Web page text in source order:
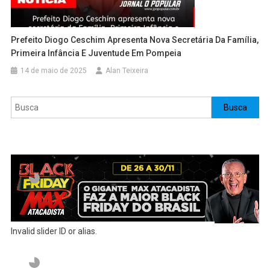
Prefeito Diogo Ceschim Apresenta Nova Secretária Da Família,
Primeira Infância E Juventude Em Pompeia
14 de maio de 2025 Alan Teixeira
Pesquisar Busca